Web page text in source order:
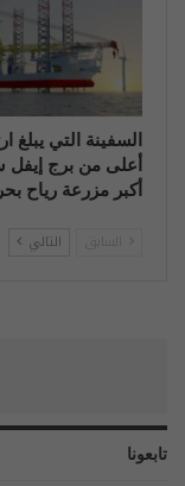
السفينة التي يبلغ
أعلى من برج إيفل
أكبر مزرعة رياح
التالي
تابعونا